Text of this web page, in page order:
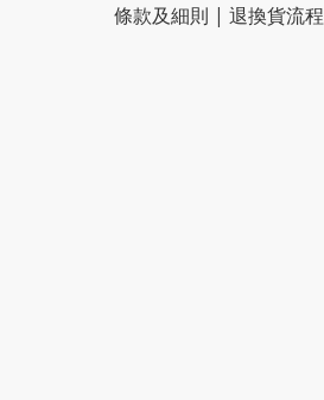
條款及細則 | 退換貨流程